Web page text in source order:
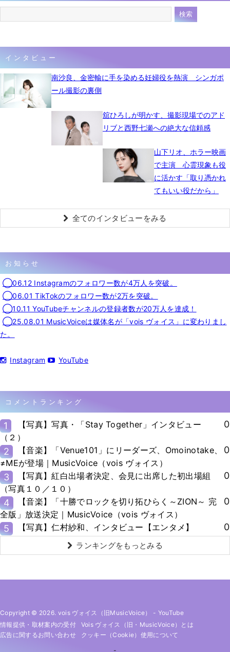
インタビュー
南沙良、金密輸に手を染める妊婦役を熱演 シンガポ
ール撮影の裏側
舘ひろしが明かす、撮影現場でのアド
リブと西野七瀬への絶大な信頼感
山下リオ、ホラー映画
で主演 心霊現象も役
に活かす「取り憑かれ
てもいい役だから」
全てのインタビューをみる
お知らせ
◯06.12 Instagramのフォロワー数が4万人を突破。
◯06.01 TikTokのフォロワー数が2万を突破。
◯10.11 YouTubeチャンネルの登録者数が20万人を達成！
◯25.08.01 MusicVoiceは媒体名が「vois ヴォイス」に変わりまし
た。
Instagram YouTube
コメントランキング
1
【写真】写真・「Stay Together」インタビュー
（２）
0
2
【音楽】「Venue101」にリーダーズ、Omoinotake、
≠MEが登場｜MusicVoice（vois ヴォイス）
0
3
【写真】紅白出場者決定、会見に出席した初出場組
（写真１０／１０）
0
4
【音楽】「十勝でロックを切り拓ひらく～ZION～ 完
全版」放送決定｜MusicVoice（vois ヴォイス）
0
5 【写真】仁村紗和、インタビュー【エンタメ】 0
ランキングをもっとみる
Copyright © 2026. vois ヴォイス（旧MusicVoice） - YouTube
情報提供・取材案内の受付
Vois ヴォイス（旧・MusicVoice）とは
広告に関するお問い合わせ
クッキー（cookie）使用について
-